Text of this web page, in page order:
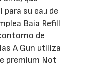
para su eau de
Baia Refill
de
A Gun utiliza
premium Not